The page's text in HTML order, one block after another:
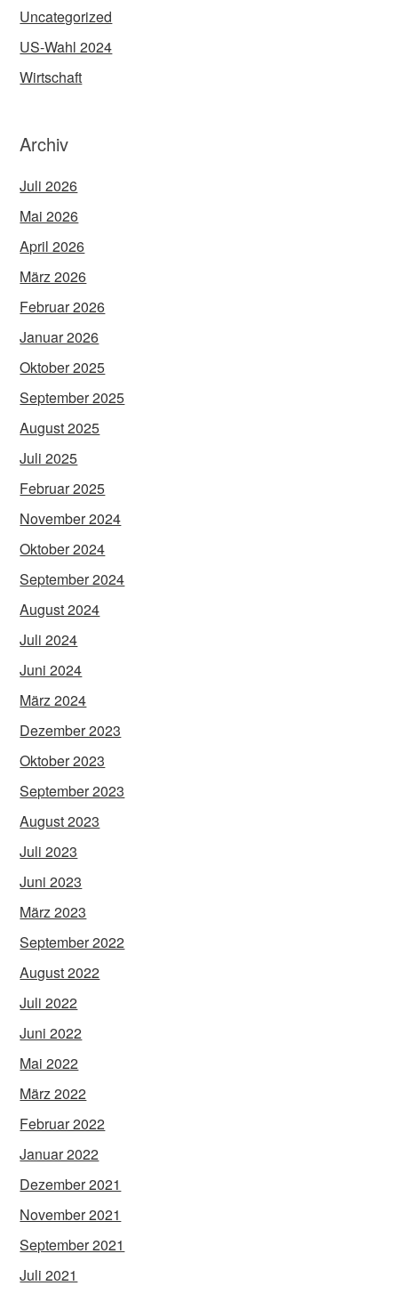
Uncategorized
US-Wahl 2024
Wirtschaft
Archiv
Juli 2026
Mai 2026
April 2026
März 2026
Februar 2026
Januar 2026
Oktober 2025
September 2025
August 2025
Juli 2025
Februar 2025
November 2024
Oktober 2024
September 2024
August 2024
Juli 2024
Juni 2024
März 2024
Dezember 2023
Oktober 2023
September 2023
August 2023
Juli 2023
Juni 2023
März 2023
September 2022
August 2022
Juli 2022
Juni 2022
Mai 2022
März 2022
Februar 2022
Januar 2022
Dezember 2021
November 2021
September 2021
Juli 2021